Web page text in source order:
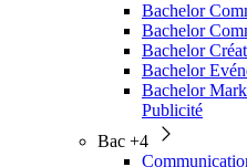
Bachelor
Bachelor
Bachelor
Bachelor
Bachelor
Publicité
Bac +4